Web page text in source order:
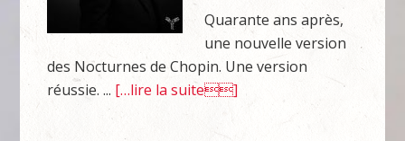
Quarante ans après,
une nouvelle version
des Nocturnes de Chopin. Une version
réussie. ... […lire la suite]